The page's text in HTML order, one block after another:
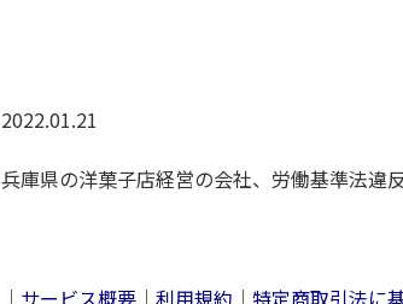
2022.01.21
兵庫県の洋菓子店経営の会社、労働基準法違